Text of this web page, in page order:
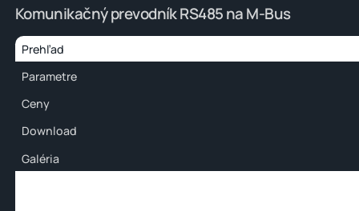
Komunikačný prevodník RS485 na M-Bus
Prehľad
Parametre
Ceny
Download
Galéria